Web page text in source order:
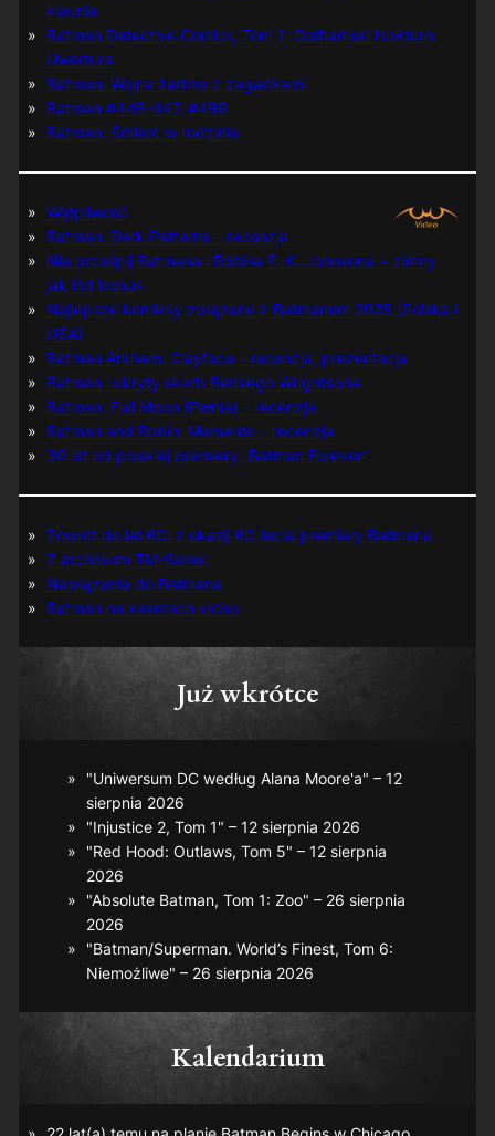
klaunie
Batman Detective Comics, Tom 1: Gothamski Nokturn:
Uwertura
Batman: Wojna żartów z zagadkami
Batman #445-447, #480
Batman: Śmierć w rodzinie
Wątpliwość
Batman: Dark Patterns – recenzja
Nie prześpij Batmana i Robina P. K. Johnsona + zimny
jak lód bonus
Najlepsze komiksy związane z Batmanem 2025 (Polska i
USA)
Batman Arkham: Clayface – recenzja, prezentacja
Batman i ukryty skarb Berniego Wrightsona
Batman: Full Moon (Pełnia) – recenzja
Batman and Robin: Memento – recenzja
30 lat od polskiej premiery „Batman Forever”
Powrót do lat 60. z okazji 60-lecia premiery Batmana
Z archiwum TM-Semic
Nawiązania do Batmana
Batman na kasetach video
Już wkrótce
"Uniwersum DC według Alana Moore'a" – 12
sierpnia 2026
"Injustice 2, Tom 1" – 12 sierpnia 2026
"Red Hood: Outlaws, Tom 5" – 12 sierpnia
2026
"Absolute Batman, Tom 1: Zoo" – 26 sierpnia
2026
"Batman/Superman. World’s Finest, Tom 6:
Niemożliwe" – 26 sierpnia 2026
Kalendarium